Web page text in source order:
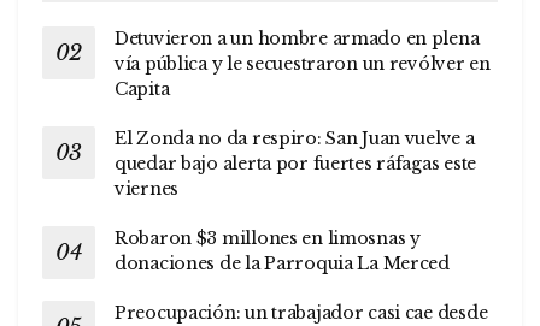
Detuvieron a un hombre armado en plena
vía pública y le secuestraron un revólver en
Capita
El Zonda no da respiro: San Juan vuelve a
quedar bajo alerta por fuertes ráfagas este
viernes
Robaron $3 millones en limosnas y
donaciones de la Parroquia La Merced
Preocupación: un trabajador casi cae desde